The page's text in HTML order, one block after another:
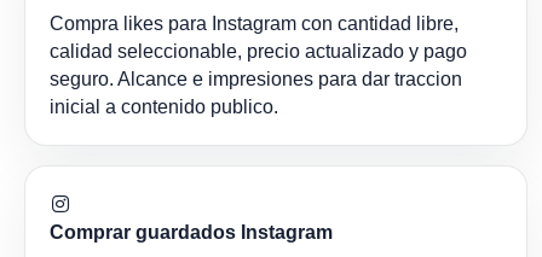
Compra likes para Instagram con cantidad libre,
calidad seleccionable, precio actualizado y pago
seguro. Alcance e impresiones para dar traccion
inicial a contenido publico.
Comprar guardados Instagram